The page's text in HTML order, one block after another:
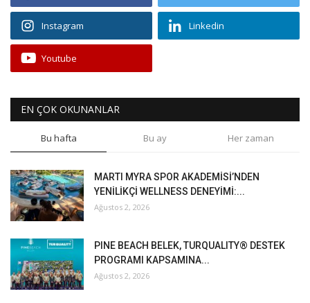
Instagram Linkedin
Youtube
EN ÇOK OKUNANLAR
Bu hafta Bu ay Her zaman
MARTI MYRA SPOR AKADEMİSİ’NDEN
YENİLİKÇİ WELLNESS DENEYİMİ:...
Ağustos 2, 2026
PINE BEACH BELEK, TURQUALITY® DESTEK
PROGRAMI KAPSAMINA...
Ağustos 2, 2026